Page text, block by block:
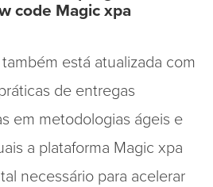
code Magic xpa
está atualizada com
de entregas
em metodologias ágeis e
a plataforma Magic xpa
necessário para acelerar